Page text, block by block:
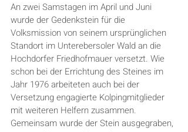
An zwei Samstagen im April und Juni
wurde der Gedenkstein für die
Volksmission von seinem ursprünglichen
Standort im Unterebersoler Wald an die
Hochdorfer Friedhofmauer versetzt. Wie
schon bei der Errichtung des Steines im
Jahr 1976 arbeiteten auch bei der
Versetzung engagierte Kolpingmitglieder
mit weiteren Helfern zusammen.
Gemeinsam wurde der Stein ausgegraben,